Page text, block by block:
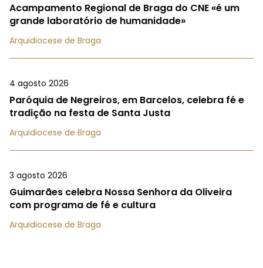
Acampamento Regional de Braga do CNE «é um
grande laboratório de humanidade»
Arquidiocese de Braga
4 agosto 2026
Paróquia de Negreiros, em Barcelos, celebra fé e
tradição na festa de Santa Justa
Arquidiocese de Braga
3 agosto 2026
Guimarães celebra Nossa Senhora da Oliveira
com programa de fé e cultura
Arquidiocese de Braga